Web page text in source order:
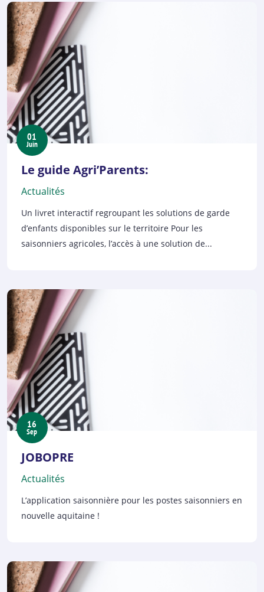
01
Juin
Le guide Agri’Parents:
Actualités
Un livret interactif regroupant les solutions de garde
d’enfants disponibles sur le territoire Pour les
saisonniers agricoles, l’accès à une solution de...
16
Sep
JOBOPRE
Actualités
L’application saisonnière pour les postes saisonniers en
nouvelle aquitaine !